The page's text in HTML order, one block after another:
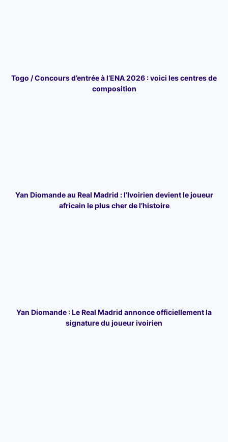
Togo / Concours d’entrée à l’ENA 2026 : voici les centres de
composition
Yan Diomande au Real Madrid : l’Ivoirien devient le joueur
africain le plus cher de l’histoire
Yan Diomande : Le Real Madrid annonce officiellement la
signature du joueur ivoirien